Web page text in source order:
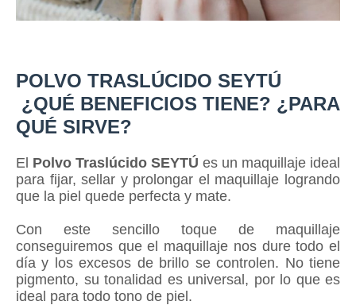
POLVO TRASLÚCIDO SEYTÚ
¿QUÉ BENEFICIOS TIENE? ¿PARA
QUÉ SIRVE?
El Polvo Traslúcido SEYTÚ es un maquillaje ideal
para fijar, sellar y prolongar el maquillaje logrando
que la piel quede perfecta y mate.
Con este sencillo toque de maquillaje
conseguiremos que el maquillaje nos dure todo el
día y los excesos de brillo se controlen. No tiene
pigmento, su tonalidad es universal, por lo que es
ideal para todo tono de piel.